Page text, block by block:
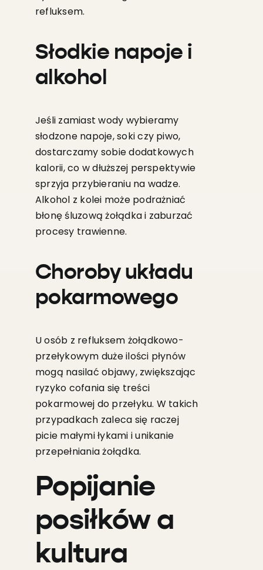
refluksem.
Słodkie napoje i
alkohol
Jeśli zamiast wody wybieramy
słodzone napoje, soki czy piwo,
dostarczamy sobie dodatkowych
kalorii, co w dłuższej perspektywie
sprzyja przybieraniu na wadze.
Alkohol z kolei może podrażniać
błonę śluzową żołądka i zaburzać
procesy trawienne.
Choroby układu
pokarmowego
U osób z refluksem żołądkowo-
przełykowym duże ilości płynów
mogą nasilać objawy, zwiększając
ryzyko cofania się treści
pokarmowej do przełyku. W takich
przypadkach zaleca się raczej
picie małymi łykami i unikanie
przepełniania żołądka.
Popijanie
posiłków a
kultura